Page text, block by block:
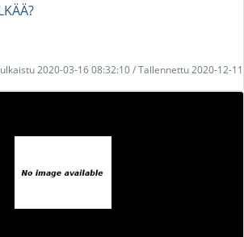
2020-03-16 08:32:10 / Tallennettu 2020-12-11